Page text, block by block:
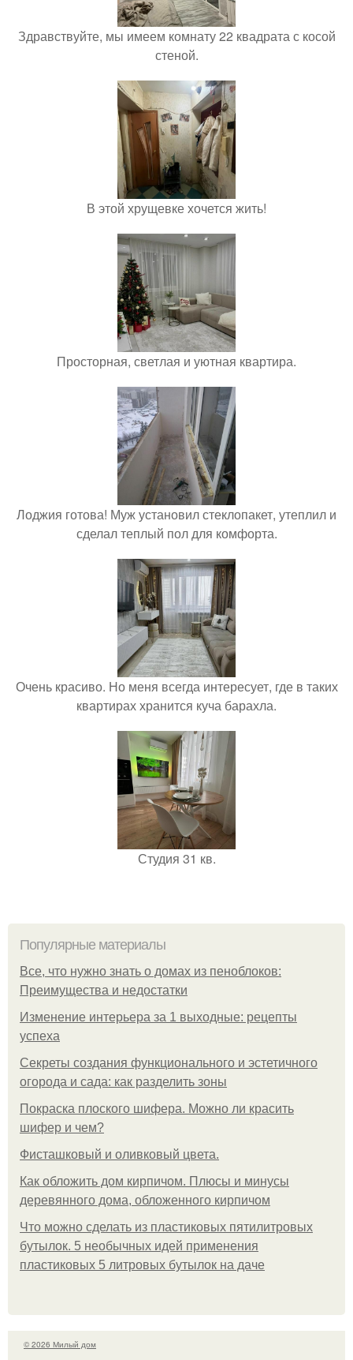
Здравствуйте, мы имеем комнату 22 квадрата с косой
стеной.
В этой хрущевке хочется жить!
Просторная, светлая и уютная квартира.
Лоджия готова! Муж установил стеклопакет, утеплил и
сделал теплый пол для комфорта.
Очень красиво. Но меня всегда интересует, где в таких
квартирах хранится куча барахла.
Студия 31 кв.
Популярные материалы
Все, что нужно знать о домах из пеноблоков:
Преимущества и недостатки
Изменение интерьера за 1 выходные: рецепты
успеха
Секреты создания функционального и эстетичного
огорода и сада: как разделить зоны
Покраска плоского шифера. Можно ли красить
шифер и чем?
Фисташковый и оливковый цвета.
Как обложить дом кирпичом. Плюсы и минусы
деревянного дома, обложенного кирпичом
Что можно сделать из пластиковых пятилитровых
бутылок. 5 необычных идей применения
пластиковых 5 литровых бутылок на даче
© 2026 Милый дом